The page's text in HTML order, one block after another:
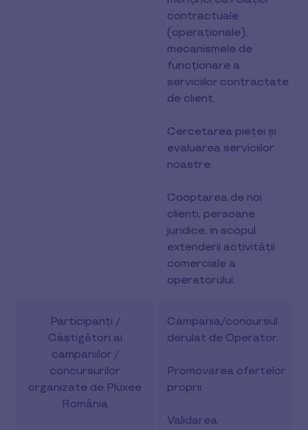
contractuale
(operaționale),
mecanismele de
funcționare a
serviciilor contractate
de client.
Cercetarea pieței și
evaluarea serviciilor
noastre.
Cooptarea de noi
clienti, persoane
juridice, in scopul
extenderii activității
comerciale a
operatorului.
Participanți /
Câștigători ai
campaniilor /
concursurilor
organizate de Pluxee
România
Campania/concursul
derulat de Operator.
Promovarea ofertelor
proprii.
Validarea